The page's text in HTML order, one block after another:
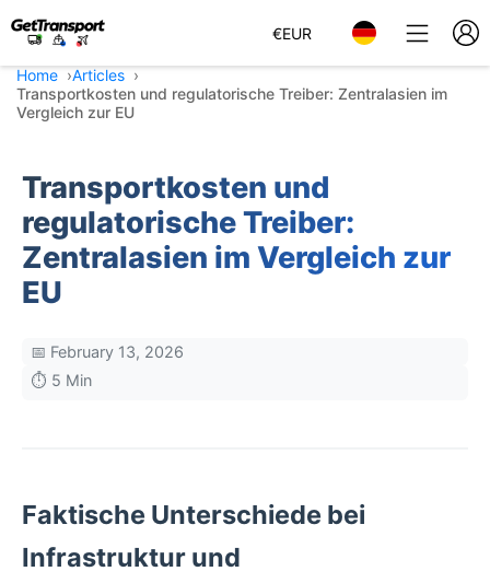
€EUR
Home
Articles
Transportkosten und regulatorische Treiber: Zentralasien im
Vergleich zur EU
Transportkosten und
regulatorische Treiber:
Zentralasien im Vergleich zur
EU
📅 February 13, 2026
⏱️ 5 Min
Faktische Unterschiede bei
Infrastruktur und